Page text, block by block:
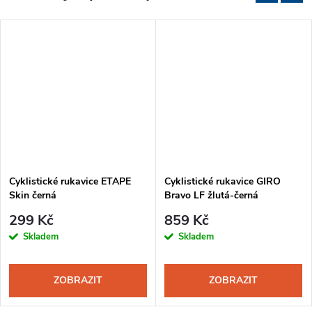
Cyklistické rukavice ETAPE
Skin černá
299 Kč
Skladem
ZOBRAZIT
Cyklistické rukavice GIRO
Bravo LF žlutá-černá
859 Kč
Skladem
ZOBRAZIT